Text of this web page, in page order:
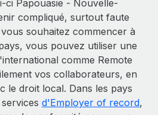
ci Papouasie - Nouvelle-
compliqué, surtout faute
souhaitez commencer à
vous pouvez utiliser une
comme Remote
vos collaborateurs, en
le droit local. Dans les pays
d'Employer of record,